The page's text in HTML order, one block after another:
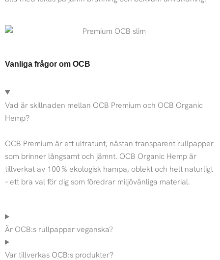
Vanliga frågor om OCB
Vad är skillnaden mellan OCB Premium och OCB Organic
Hemp?
OCB Premium är ett ultratunt, nästan transparent rullpapper
som brinner långsamt och jämnt. OCB Organic Hemp är
tillverkat av 100 % ekologisk hampa, oblekt och helt naturligt
– ett bra val för dig som föredrar miljövänliga material.
Är OCB:s rullpapper veganska?
Var tillverkas OCB:s produkter?